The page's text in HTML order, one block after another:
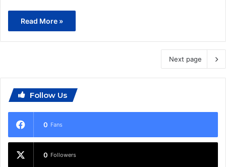
Read More »
Next page
Follow Us
0 Fans
0 Followers